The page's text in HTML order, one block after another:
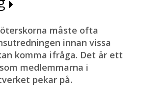
måste ofta
innan vissa
komma ifråga. Det är ett
medlemmarna i
pekar på.